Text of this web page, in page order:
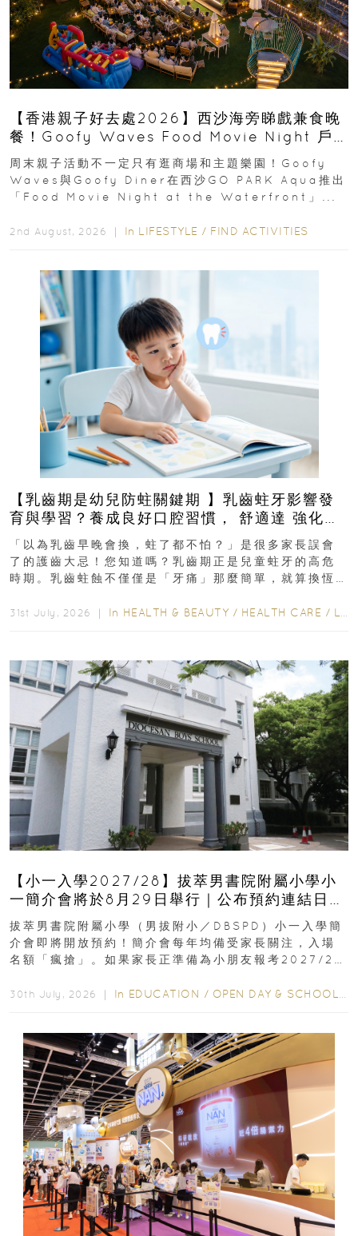
【香港親子好去處2026】西沙海旁睇戲兼食晚
餐！Goofy Waves Food Movie Night 戶
外影院逢週末登場
周末親子活動不一定只有逛商場和主題樂園！Goofy
Waves與Goofy Diner在西沙GO PARK Aqua推出
「Food Movie Night at the Waterfront」...
2nd August, 2026 ｜ In LIFESTYLE / FIND ACTIVITIES
【乳齒期是幼兒防蛀關鍵期 】乳齒蛀牙影響發
育與學習？養成良好口腔習慣， 舒適達 強化琺
瑯質 兒童牙膏防護指南
「以為乳齒早晚會換，蛀了都不怕？」是很多家長誤會
了的護齒大忌！您知道嗎？乳齒期正是兒童蛀牙的高危
時期。乳齒蛀蝕不僅僅是「牙痛」那麼簡單，就算換恆
31st July, 2026 ｜ In HEALTH & BEAUTY / HEALTH CARE / LIFESTYLE
【小一入學2027/28】拔萃男書院附屬小學小
一簡介會將於8月29日舉行｜公布預約連結日期
｜更設有網上重溫
拔萃男書院附屬小學（男拔附小／DBSPD）小一入學簡
介會即將開放預約！簡介會每年均備受家長關注，入場
名額「瘋搶」。如果家長正準備為小朋友報考2027/28
30th July, 2026 ｜ In EDUCATION / OPEN DAY & SCHOOL EVENTS